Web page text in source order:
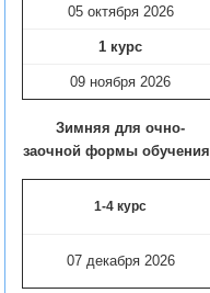
05 октября 2026
1 курс
09 ноября 2026
Зимняя для очно-
заочной формы обучения
1-4 курс
07 декабря 2026